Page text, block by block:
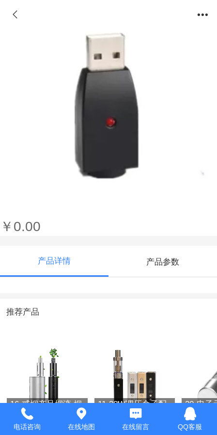
￥0.00
产品详情 产品参数
推荐产品
16-戒烟产品烟液 烟
草水果口味多种浓
度
11-30W调压盒子配
雾化器戒烟器 戒烟
产品 蒸汽烟
20-电子
器
电话咨询 在线地图 在线留言 QQ客服